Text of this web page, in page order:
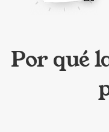
Por qué